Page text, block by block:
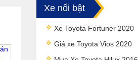
Xe nổi bật
Xe Toyota Fortuner 2020
Giá xe Toyota Vios 2020